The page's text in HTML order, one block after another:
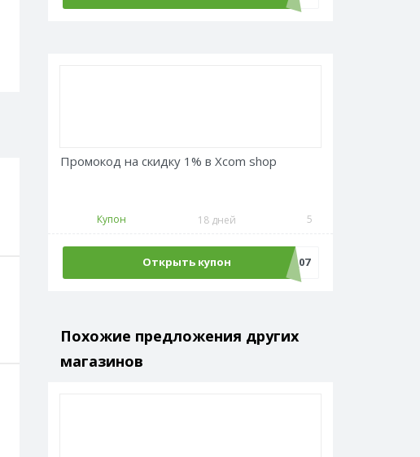
Промокод на скидку 1% в Xcom shop
Купон 18 дней 5
Открыть купон Адмитад_1_07
Похожие предложения других
магазинов